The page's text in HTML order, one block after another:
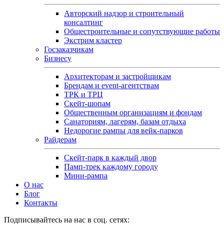
Авторский надзор и строительный
консалтинг
Общестроительные и сопутствующие работы
Экстрим кластер
Госзаказчикам
Бизнесу
Архитекторам и застройщикам
Брендам и event-агентствам
ТРК и ТРЦ
Скейт-шопам
Общественным организациям и фондам
Санаториям, лагерям, базам отдыха
Недорогие рампы для вейк-парков
Райдерам
Скейт-парк в каждый двор
Памп-трек каждому городу
Мини-рампа
О нас
Блог
Контакты
Подписывайтесь на нас в соц. сетях: